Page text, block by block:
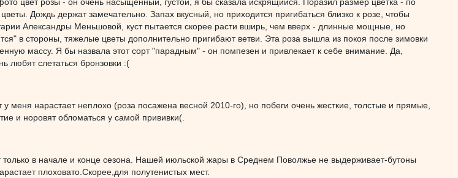
цвет розы - он очень насыщенный, густой, я бы сказала искрящийся. Поразил размер цветка - по
Дождь держат замечательно. Запах вкусный, но приходится пригибаться близко к розе, чтобы
Александры Меньшовой, куст пытается скорее расти вширь, чем вверх - длинные мощные, но
в стороны, тяжелые цветы дополнительно пригибают ветви. Эта роза вышла из покоя после зимовки
массу. Я бы назвала этот сорт "парадным" - он помпезен и привлекает к себе внимание. Да,
любят слетаться бронзовки :(
у меня нарастает неплохо (роза посажена весной 2010-го), но побеги очень жесткие, толстые и прямые,
и норовят обломаться у самой прививки(.
только в начале и конце сезона. Нашей июльской жары в Среднем Поволжье не выдерживает-бутоны
плоховато.Скорее,для полутенистых мест.